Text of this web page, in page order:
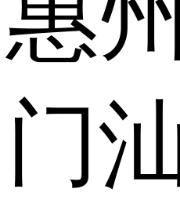
门